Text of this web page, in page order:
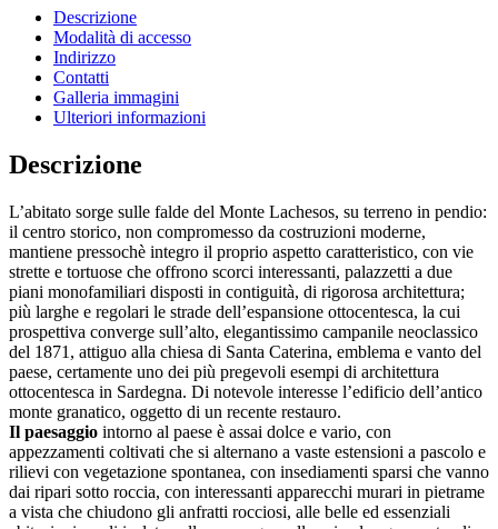
Descrizione
Modalità di accesso
Indirizzo
Contatti
Galleria immagini
Ulteriori informazioni
Descrizione
L’abitato sorge sulle falde del Monte Lachesos, su terreno in pendio:
il centro storico, non compromesso da costruzioni moderne,
mantiene pressochè integro il proprio aspetto caratteristico, con vie
strette e tortuose che offrono scorci interessanti, palazzetti a due
piani monofamiliari disposti in contiguità, di rigorosa architettura;
più larghe e regolari le strade dell’espansione ottocentesca, la cui
prospettiva converge sull’alto, elegantissimo campanile neoclassico
del 1871, attiguo alla chiesa di Santa Caterina, emblema e vanto del
paese, certamente uno dei più pregevoli esempi di architettura
ottocentesca in Sardegna. Di notevole interesse l’edificio dell’antico
monte granatico, oggetto di un recente restauro.
Il paesaggio intorno al paese è assai dolce e vario, con
appezzamenti coltivati che si alternano a vaste estensioni a pascolo e
rilievi con vegetazione spontanea, con insediamenti sparsi che vanno
dai ripari sotto roccia, con interessanti apparecchi murari in pietrame
a vista che chiudono gli anfratti rocciosi, alle belle ed essenziali